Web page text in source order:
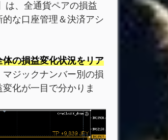
は、全通貨ペアの損益
な口座管理＆決済アシ
の損益変化状況をリア
マジックナンバー別の損
化が一目で分かりま